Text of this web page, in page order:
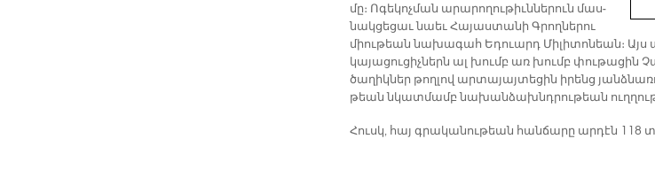
մը։ Ո­գե­կոչ­ման ա­րա­րո­ղու­թիւն­նե­րուն մաս­
նակ­ցե­ցաւ նաեւ Հա­յաս­տա­նի Գրող­նե­րու
միու­թեան նա­խա­գահ Ե­դուարդ Մի­լի­տո­նեան։ Այս
կա­յա­ցու­ցիչ­ներն ալ խումբ առ խումբ փու­թա­ցին
ծա­ղիկ­ներ թող­լով ար­տա­յայ­տե­ցին ի­րենց
թեան նկատ­մամբ նա­խան­ձախնդ­րու­թեան
Հուսկ, հայ գրականութեան հանճարը արդէն 118